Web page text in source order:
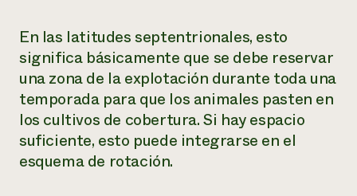
En las latitudes septentrionales, esto
significa básicamente que se debe reservar
una zona de la explotación durante toda una
temporada para que los animales pasten en
los cultivos de cobertura. Si hay espacio
suficiente, esto puede integrarse en el
esquema de rotación.